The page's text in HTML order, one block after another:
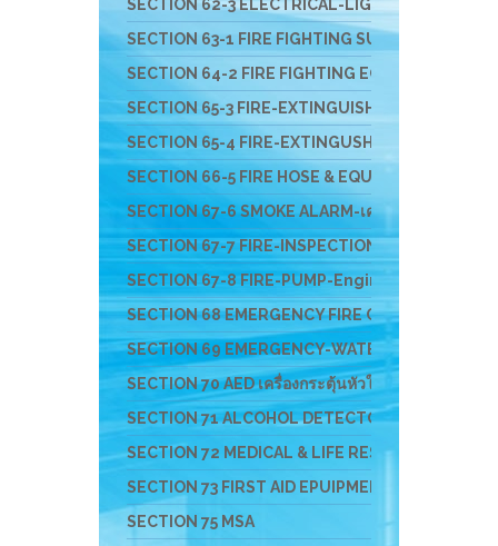
SECTION 62-3 ELECTRICAL-LIGHT-ติดตั้งสายล่อฟ้
SECTION 63-1 FIRE FIGHTING SUIT ชุดผจญเพลิง
SECTION 64-2 FIRE FIGHTING EQUIPMENT อุป
SECTION 65-3 FIRE-EXTINGUISHER & FIRE
SECTION 65-4 FIRE-EXTINGUSHER-EV-แบตเตอรี่
SECTION 66-5 FIRE HOSE & EQUIPMENTS อุปก
SECTION 67-6 SMOKE ALARM-เครื่องจับควัน-ไฟ
SECTION 67-7 FIRE-INSPECTION-SERVICE-บริก
SECTION 67-8 FIRE-PUMP-Engine-ปั๊มหาบหาม-เ
SECTION 68 EMERGENCY FIRE CHEM
SECTION 69 EMERGENCY-WATER-RESCUS-อุป
SECTION 70 AED เครื่องกระตุ้นหัวใจ และอุปกรณ์สำ
SECTION 71 ALCOHOL DETECTOR อุปกรณ์ตรวจ
SECTION 72 MEDICAL & LIFE RESCUE DEVICE
SECTION 73 FIRST AID EPUIPMENT-อุปกรณ์ปฐมพ
SECTION 75 MSA